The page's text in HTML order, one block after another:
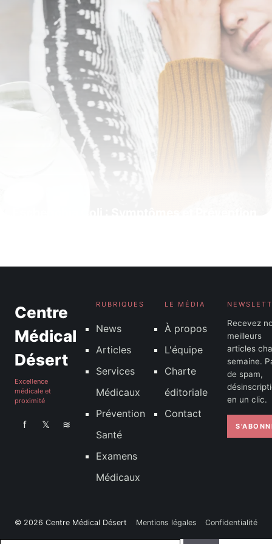
Centre
Médical
Désert
Excellence
médicale et
proximité
f 𝕏 ≋
RUBRIQUES
News
Articles
Services
Médicaux
Prévention
Santé
Examens
Médicaux
LE MÉDIA
À propos
L'équipe
Charte
éditoriale
Contact
Recevez
meilleurs
articles
semaine.
de spam,
en un clic.
© 2026 Centre Médical Désert Mentions légales Confidentialité